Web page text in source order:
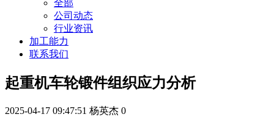
全部
公司动态
行业资讯
加工能力
联系我们
起重机车轮锻件组织应力分析
2025-04-17 09:47:51 杨英杰 0